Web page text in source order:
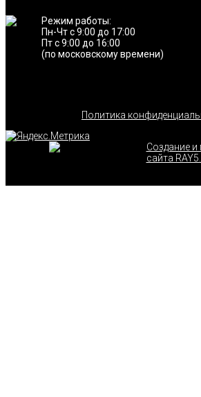
Режим работы:
Пн-Чт с 9:00 до 17:00
Пт с 9:00 до 16:00
(по московскому времени)
Политика
Создание
сайта